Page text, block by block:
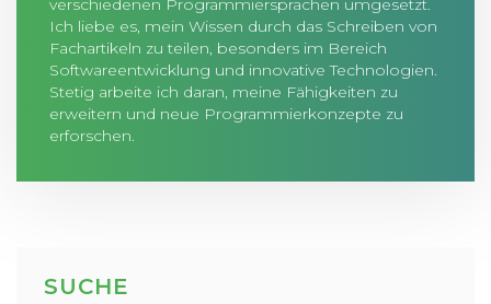
verschiedenen Programmiersprachen umgesetzt.
Ich liebe es, mein Wissen durch das Schreiben von
Fachartikeln zu teilen, besonders im Bereich
Softwareentwicklung und innovative Technologien.
Stetig arbeite ich daran, meine Fähigkeiten zu
erweitern und neue Programmierkonzepte zu
erforschen.
SUCHE